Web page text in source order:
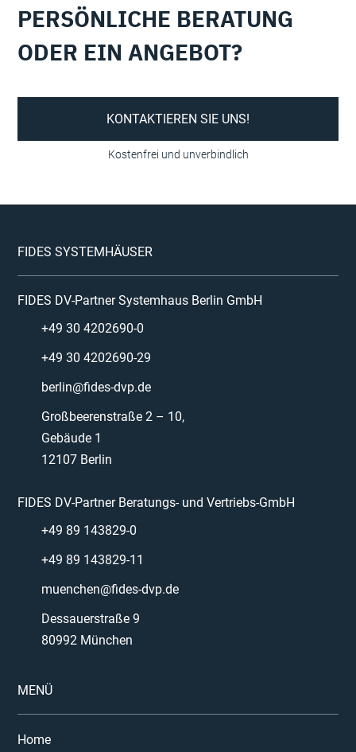
PERSÖNLICHE BERATUNG
ODER EIN ANGEBOT?
KONTAKTIEREN SIE UNS!
FIDES SYSTEMHÄUSER
FIDES DV-Partner Systemhaus Berlin GmbH
+49 30 4202690-0
+49 30 4202690-29
berlin@fides-dvp.de
Großbeerenstraße 2 – 10,
Gebäude 1
12107 Berlin
FIDES DV-Partner Beratungs- und Vertriebs-GmbH
+49 89 143829-0
+49 89 143829-11
muenchen@fides-dvp.de
Dessauerstraße 9
80992 München
MENÜ
Home